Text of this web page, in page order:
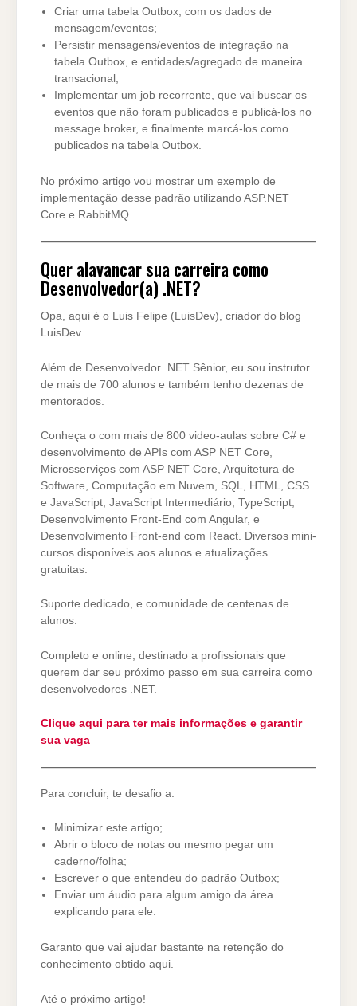
Criar uma tabela Outbox, com os dados de
mensagem/eventos;
Persistir mensagens/eventos de integração na
tabela Outbox, e entidades/agregado de maneira
transacional;
Implementar um job recorrente, que vai buscar os
eventos que não foram publicados e publicá-los no
message broker, e finalmente marcá-los como
publicados na tabela Outbox.
No próximo artigo vou mostrar um exemplo de
implementação desse padrão utilizando ASP.NET
Core e RabbitMQ.
Quer alavancar sua carreira como
Desenvolvedor(a) .NET?
Opa, aqui é o Luis Felipe (LuisDev), criador do blog
LuisDev.
Além de Desenvolvedor .NET Sênior, eu sou instrutor
de mais de 700 alunos e também tenho dezenas de
mentorados.
Conheça o com mais de 800 video-aulas sobre C# e
desenvolvimento de APIs com ASP NET Core,
Microsserviços com ASP NET Core, Arquitetura de
Software, Computação em Nuvem, SQL, HTML, CSS
e JavaScript, JavaScript Intermediário, TypeScript,
Desenvolvimento Front-End com Angular, e
Desenvolvimento Front-end com React. Diversos mini-
cursos disponíveis aos alunos e atualizações
gratuitas.
Suporte dedicado, e comunidade de centenas de
alunos.
Completo e online, destinado a profissionais que
querem dar seu próximo passo em sua carreira como
desenvolvedores .NET.
Clique aqui para ter mais informações e garantir
sua vaga
Para concluir, te desafio a:
Minimizar este artigo;
Abrir o bloco de notas ou mesmo pegar um
caderno/folha;
Escrever o que entendeu do padrão Outbox;
Enviar um áudio para algum amigo da área
explicando para ele.
Garanto que vai ajudar bastante na retenção do
conhecimento obtido aqui.
Até o próximo artigo!